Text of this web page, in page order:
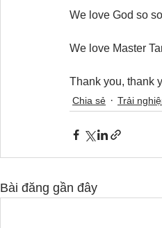
We love God so
We love Master
Thank you, thank
Chia sẻ Trải
Bài đăng gần đây